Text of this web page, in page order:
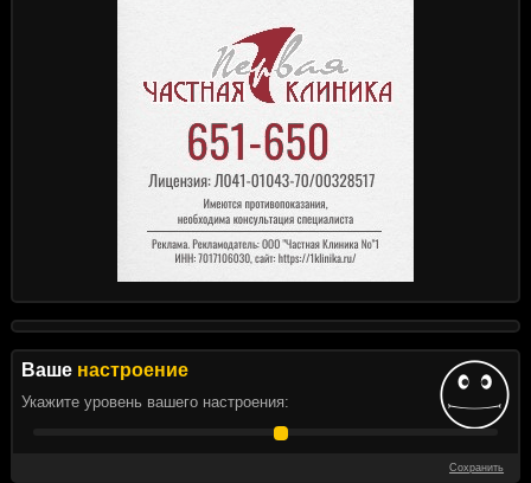
Ваше настроение
Укажите уровень вашего настроения:
Сохранить